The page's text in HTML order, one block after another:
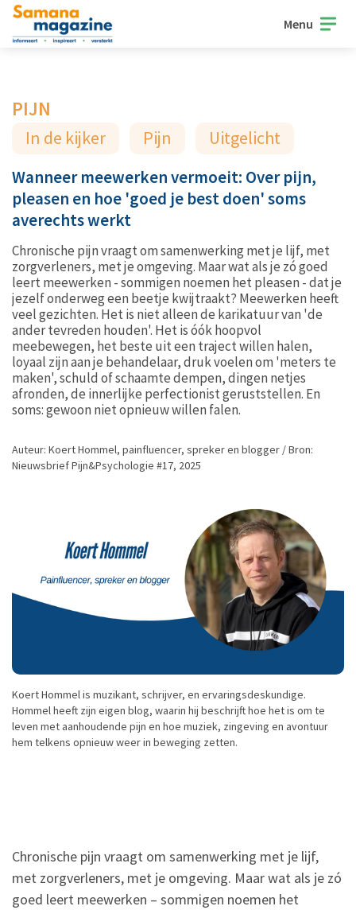
Menu
PIJN
In de kijker Pijn Uitgelicht
Wanneer meewerken vermoeit: Over pijn,
pleasen en hoe 'goed je best doen' soms
averechts werkt
Chronische pijn vraagt om samenwerking met je lijf, met
zorgverleners, met je omgeving. Maar wat als je zó goed
leert meewerken - sommigen noemen het pleasen - dat je
jezelf onderweg een beetje kwijtraakt? Meewerken heeft
veel gezichten. Het is niet alleen de karikatuur van 'de
ander tevreden houden'. Het is óók hoopvol
meebewegen, het beste uit een traject willen halen,
loyaal zijn aan je behandelaar, druk voelen om 'meters te
maken', schuld of schaamte dempen, dingen netjes
afronden, de innerlijke perfectionist geruststellen. En
soms: gewoon niet opnieuw willen falen.
Auteur: Koert Hommel, painfluencer, spreker en blogger / Bron:
Nieuwsbrief Pijn&Psychologie #17, 2025
Koert Hommel is muzikant, schrijver, en ervaringsdeskundige.
Hommel heeft zijn eigen blog, waarin hij beschrijft hoe het is om te
leven met aanhoudende pijn en hoe muziek, zingeving en avontuur
hem telkens opnieuw weer in beweging zetten.
Chronische pijn vraagt om samenwerking met je lijf,
met zorgverleners, met je omgeving. Maar wat als je zó
goed leert meewerken – sommigen noemen het